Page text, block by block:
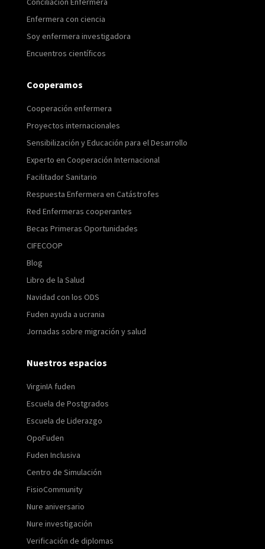
Enfermera con ciencia
Soy enfermera investigadora
Encuentros científicos
Cooperamos
Cooperación enfermera
Proyectos internacionales
Sensibilización y Educación para el Desarrollo
Experto en Cooperación Internacional
Facilitador Sanitario
Respuesta Enfermera en Catástrofes
Red Enfermeras cooperantes
Becas Primeras Oportunidades
CIFECOOP
Blog
Libro de la Salud
Navidad con los ODS
Fuden ayuda a ucrania
Jornadas sobre migración y salud
Nuestros espacios
VirginIA fuden
Escuela de Postgrados
Escuela de Liderazgo
OpoFuden
Fuden Inclusiva
Centro de Simulación
FisioCommunity
Nure aniversario
Nure investigación
Verificación de diplomas